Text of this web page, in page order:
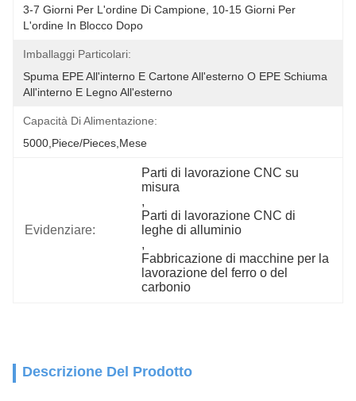
3-7 Giorni Per L'ordine Di Campione, 10-15 Giorni Per
L'ordine In Blocco Dopo
Imballaggi Particolari:
Spuma EPE All'interno E Cartone All'esterno O EPE Schiuma
All'interno E Legno All'esterno
Capacità Di Alimentazione:
5000,Piece/Pieces,Mese
Evidenziare:
Parti di lavorazione CNC su
misura
,
Parti di lavorazione CNC di
leghe di alluminio
,
Fabbricazione di macchine per la
lavorazione del ferro o del
carbonio
Descrizione Del Prodotto